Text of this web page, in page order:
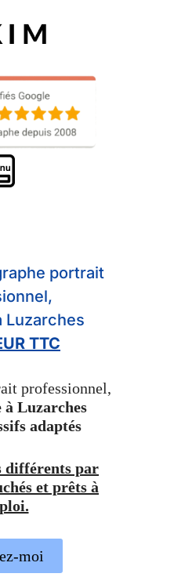
portrait
Luzarches
TTC
professionnel,
à Luzarches
adaptés
différents par
et prêts à
moi